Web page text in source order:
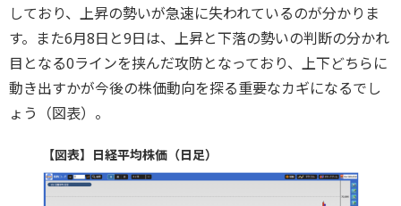
しており、上昇の勢いが急速に失われているのが分かりま
す。また6月8日と9日は、上昇と下落の勢いの判断の分かれ
目となる0ラインを挟んだ攻防となっており、上下どちらに
動き出すかが今後の株価動向を探る重要なカギになるでし
ょう（図表）。
【図表】日経平均株価（日足）